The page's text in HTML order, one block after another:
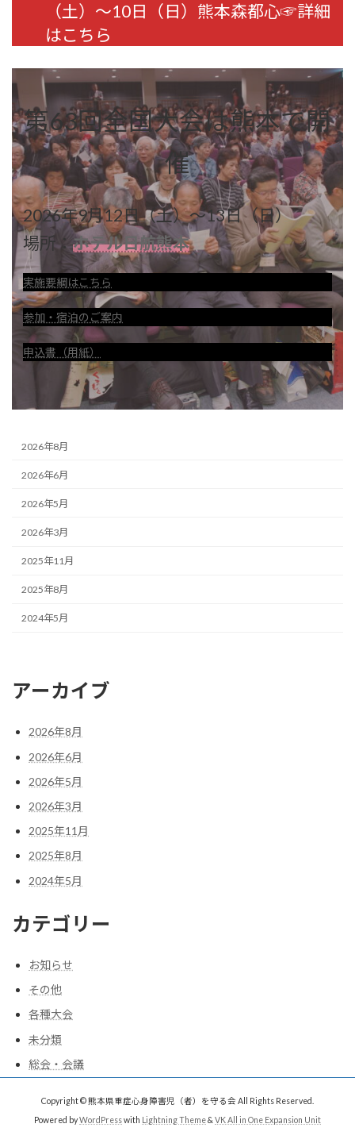
（土）～10日（日）熊本森都心☞詳細
はこちら
第63回全国大会は熊本で開
催
2026年9月12日（土）～13日（日）
場所：ホテル日航熊本
実施要綱はこちら
参加・宿泊のご案内
申込書（用紙）
2026年8月
2026年6月
2026年5月
2026年3月
2025年11月
2025年8月
2024年5月
アーカイブ
2026年8月
2026年6月
2026年5月
2026年3月
2025年11月
2025年8月
2024年5月
カテゴリー
お知らせ
その他
各種大会
未分類
総会・会議
Copyright © 熊本県重症心身障害児（者）を守る会 All Rights Reserved.
Powered byWordPresswith Lightning Theme& VK All in One Expansion Unit